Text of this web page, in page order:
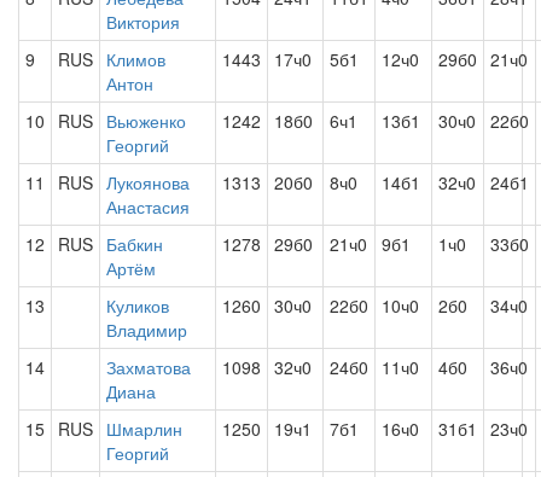
Виктория
9 RUS Климов
Антон
1443 17ч0 5б1 12ч0 29б0 21ч0
10 RUS Вьюженко
Георгий
1242 18б0 6ч1 13б1 30ч0 22б0
11 RUS Лукоянова
Анастасия
1313 20б0 8ч0 14б1 32ч0 24б1
12 RUS Бабкин
Артём
1278 29б0 21ч0 9б1 1ч0 33б0
13
Куликов
Владимир
1260 30ч0 22б0 10ч0 2б0 34ч0
14
Захматова
Диана
1098 32ч0 24б0 11ч0 4б0 36ч0
15 RUS Шмарлин
Георгий
1250 19ч1 7б1 16ч0 31б1 23ч0